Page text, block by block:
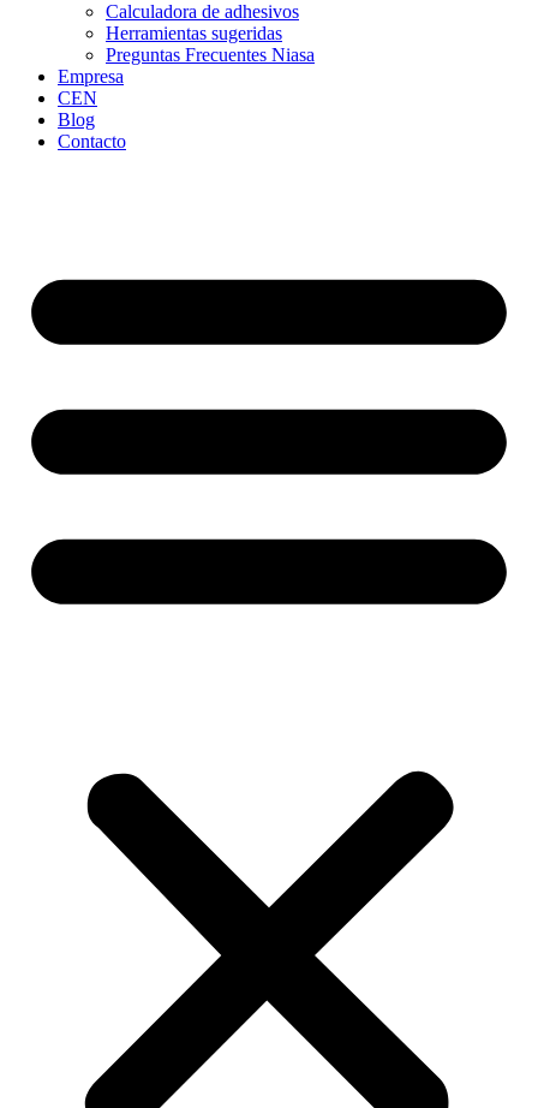
Calculadora de adhesivos
Herramientas sugeridas
Preguntas Frecuentes Niasa
Empresa
CEN
Blog
Contacto